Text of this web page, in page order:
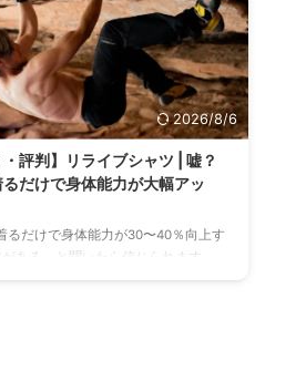
2026/8/6
・評判】リライブシャツ | 嘘？
だけで身体能力が大幅アッ
るだけで身体能力が30〜40％向上す
がある。と聞いたら信じられます
どうやら「ガチ」なのかもしれませ